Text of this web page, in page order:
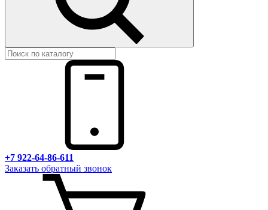
+7 922-64-86-611
Заказать обратный звонок